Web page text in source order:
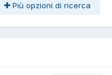
Più opzioni di ricerca